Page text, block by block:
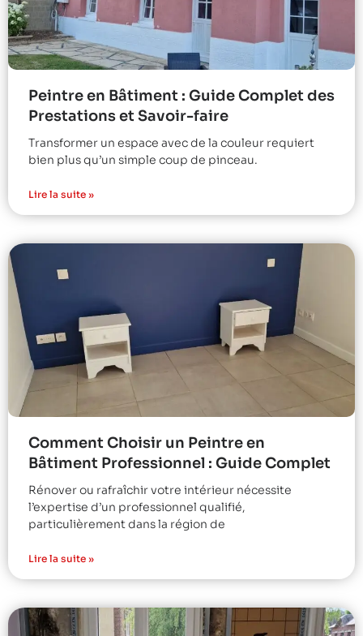
Peintre en Bâtiment : Guide Complet des
Prestations et Savoir-faire
Transformer un espace avec de la couleur requiert
bien plus qu’un simple coup de pinceau.
Lire la suite »
Comment Choisir un Peintre en
Bâtiment Professionnel : Guide Complet
Rénover ou rafraîchir votre intérieur nécessite
l’expertise d’un professionnel qualifié,
particulièrement dans la région de
Lire la suite »